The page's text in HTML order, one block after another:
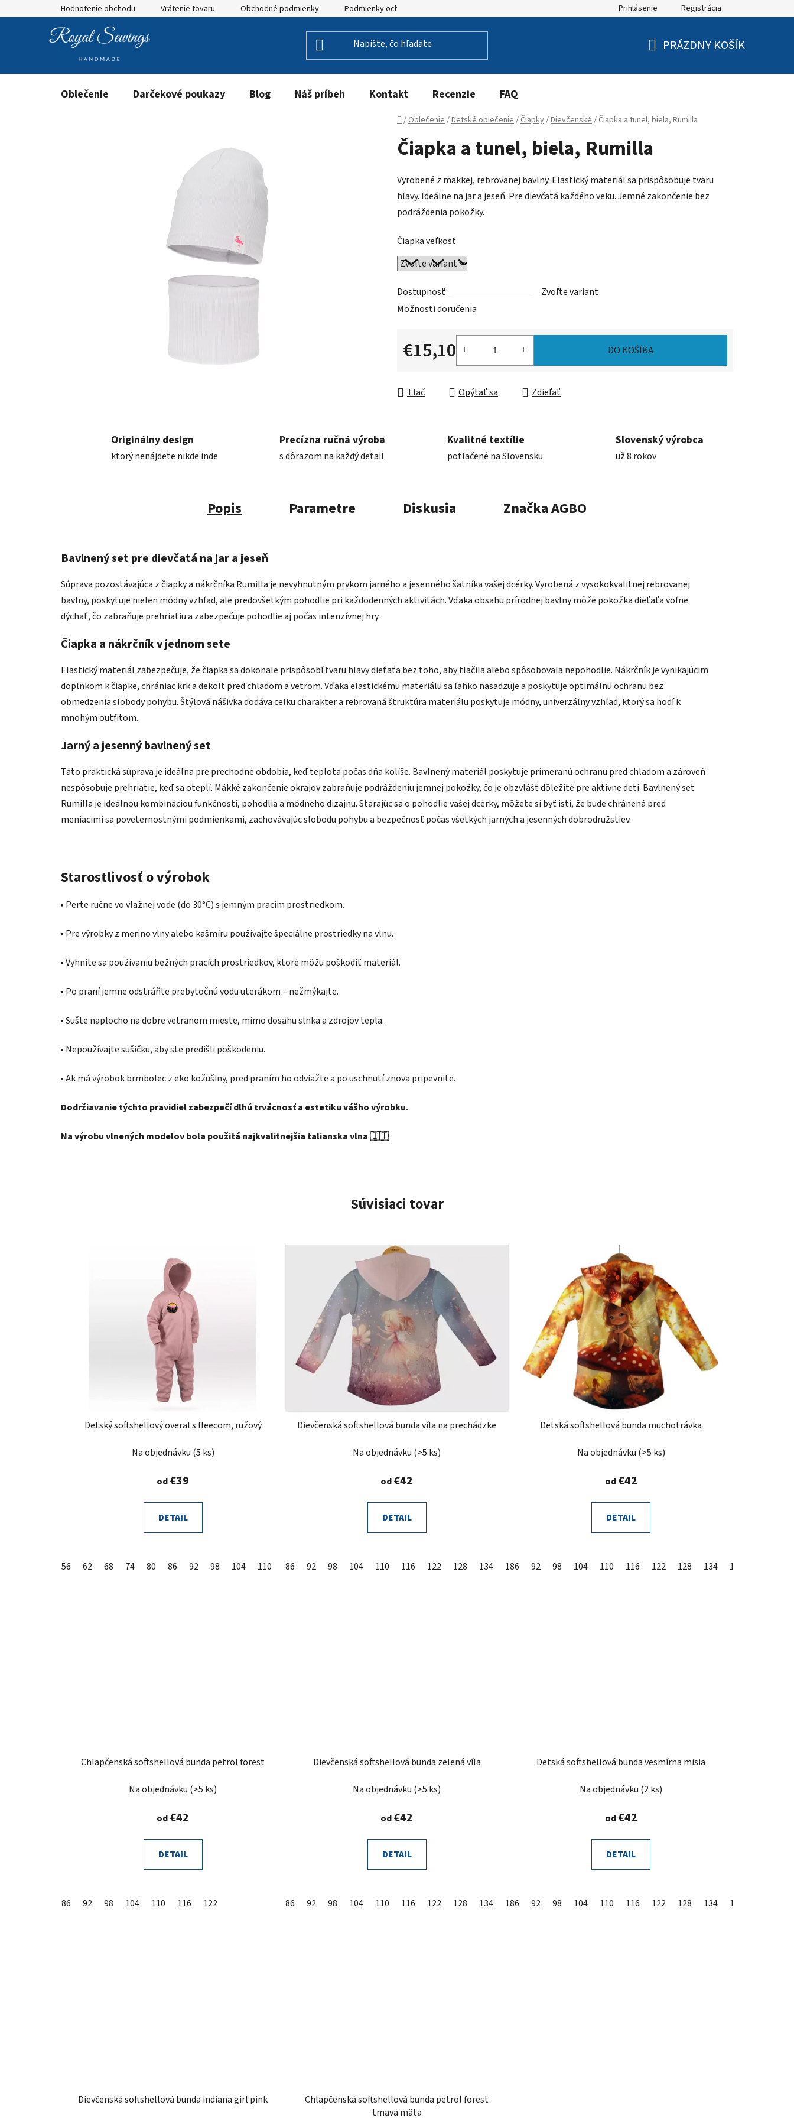
na
Hodnotenie obchodu Vrátenie tovaru Obchodné podmienky Podmienky ochrany osobných údajov Prihlásenie Registrácia
PRÁZDNY KOŠÍK
Oblečenie Darčekové poukazy Blog Náš príbeh Kontakt Recenzie FAQ
Domov
/Oblečenie/Detské oblečenie/Čiapky/Dievčenské/ Čiapka a tunel, biela, Rumilla
Čiapka a tunel, biela, Rumilla
Vyrobené z mäkkej, rebrovanej bavlny. Elastický materiál sa prispôsobuje tvaru
hlavy. Ideálne na jar a jeseň. Pre dievčatá každého veku. Jemné zakončenie bez
podráždenia pokožky.
Čiapka veľkosť
Dostupnosť
Zvoľte variant
Možnosti doručenia
€15,10
Jednotková cena:
DO KOŠÍKA
Tlač Opýtať sa Zdieľať
Originálny design
ktorý nenájdete nikde inde
Precízna ručná výroba
s dôrazom na každý detail
Kvalitné textílie
potlačené na Slovensku
Slovenský výrobca
už 8 rokov
Popis Parametre Diskusia ZnačkaAGBO
Bavlnený set pre dievčatá na jar a jeseň
Súprava pozostávajúca z čiapky a nákrčníka Rumilla je nevyhnutným prvkom jarného a jesenného šatníka vašej dcérky. Vyrobená z vysokokvalitnej rebrovanej
bavlny, poskytuje nielen módny vzhľad, ale predovšetkým pohodlie pri každodenných aktivitách. Vďaka obsahu prírodnej bavlny môže pokožka dieťaťa voľne
dýchať, čo zabraňuje prehriatiu a zabezpečuje pohodlie aj počas intenzívnej hry.
Čiapka a nákrčník v jednom sete
Elastický materiál zabezpečuje, že čiapka sa dokonale prispôsobí tvaru hlavy dieťaťa bez toho, aby tlačila alebo spôsobovala nepohodlie. Nákrčník je vynikajúcim
doplnkom k čiapke, chrániac krk a dekolt pred chladom a vetrom. Vďaka elastickému materiálu sa ľahko nasadzuje a poskytuje optimálnu ochranu bez
obmedzenia slobody pohybu. Štýlová nášivka dodáva celku charakter a rebrovaná štruktúra materiálu poskytuje módny, univerzálny vzhľad, ktorý sa hodí k
mnohým outfitom.
Jarný a jesenný bavlnený set
Táto praktická súprava je ideálna pre prechodné obdobia, keď teplota počas dňa kolíše. Bavlnený materiál poskytuje primeranú ochranu pred chladom a zároveň
nespôsobuje prehriatie, keď sa oteplí. Mäkké zakončenie okrajov zabraňuje podráždeniu jemnej pokožky, čo je obzvlášť dôležité pre aktívne deti. Bavlnený set
Rumilla je ideálnou kombináciou funkčnosti, pohodlia a módneho dizajnu. Starajúc sa o pohodlie vašej dcérky, môžete si byť istí, že bude chránená pred
meniacimi sa poveternostnými podmienkami, zachovávajúc slobodu pohybu a bezpečnosť počas všetkých jarných a jesenných dobrodružstiev.
Starostlivosť o výrobok
▪️ Perte ručne vo vlažnej vode (do 30°C) s jemným pracím prostriedkom.
▪️ Pre výrobky z merino vlny alebo kašmíru používajte špeciálne prostriedky na vlnu.
▪️ Vyhnite sa používaniu bežných pracích prostriedkov, ktoré môžu poškodiť materiál.
▪️ Po praní jemne odstráňte prebytočnú vodu uterákom – nežmýkajte.
▪️ Sušte naplocho na dobre vetranom mieste, mimo dosahu slnka a zdrojov tepla.
▪️ Nepoužívajte sušičku, aby ste predišli poškodeniu.
▪️ Ak má výrobok brmbolec z eko kožušiny, pred praním ho odviažte a po uschnutí znova pripevnite.
Dodržiavanie týchto pravidiel zabezpečí dlhú trvácnosť a estetiku vášho výrobku.
Na výrobu vlnených modelov bola použitá najkvalitnejšia talianska vlna 🇮🇹
Súvisiaci tovar
Detský softshellový overal s fleecom, ružový
Na objednávku (5 ks)
od€39
DETAIL
56 62 68 74 80 86 92 98 104 110
Dievčenská softshellová bunda víla na prechádzke
Na objednávku (>5 ks)
od€42
DETAIL
86 92 98 104 110 116 122 128 134 140
Detská softshellová bunda muchotrávka
Na objednávku (>5 ks)
od€42
DETAIL
86 92 98 104 110 116 122 128 134 140
Chlapčenská softshellová bunda petrol forest
Na objednávku (>5 ks)
od€42
DETAIL
86 92 98 104 110 116 122
Dievčenská softshellová bunda zelená víla
Na objednávku (>5 ks)
od€42
DETAIL
86 92 98 104 110 116 122 128 134 140
Detská softshellová bunda vesmírna misia
Na objednávku (2 ks)
od€42
DETAIL
86 92 98 104 110 116 122 128 134 140
Dievčenská softshellová bunda indiana girl pink
Chlapčenská softshellová bunda petrol forest
tmavá mäta